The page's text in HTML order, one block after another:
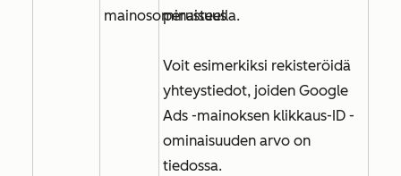
mainosominaisuus
perusteella.
Voit esimerkiksi rekisteröidä
yhteystiedot, joiden Google
Ads -mainoksen klikkaus-ID -
ominaisuuden arvo on
tiedossa.